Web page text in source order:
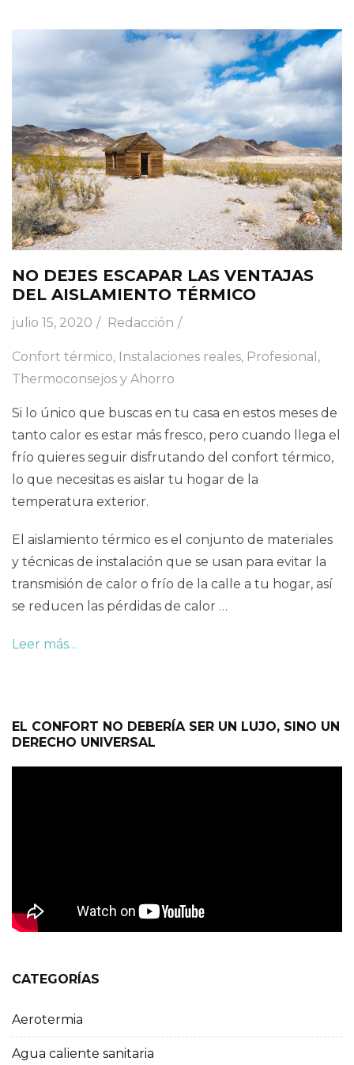
NO DEJES ESCAPAR LAS VENTAJAS
DEL AISLAMIENTO TÉRMICO
julio 15, 2020 Redacción
Confort térmico, Instalaciones reales, Profesional ,
Thermoconsejos y Ahorro
Si lo único que buscas en tu casa en estos meses de
tanto calor es estar más fresco, pero cuando llega el
frío quieres seguir disfrutando del confort térmico,
lo que necesitas es aislar tu hogar de la
temperatura exterior.
El aislamiento térmico es el conjunto de materiales
y técnicas de instalación que se usan para evitar la
transmisión de calor o frío de la calle a tu hogar, así
se reducen las pérdidas de calor …
Leer más…
EL CONFORT NO DEBERÍA SER UN LUJO, SINO UN
DERECHO UNIVERSAL
CATEGORÍAS
Aerotermia
Agua caliente sanitaria